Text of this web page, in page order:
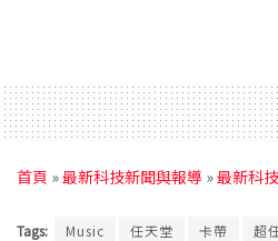
首頁 »最新科技新聞與報導 »最新科
Tags: Music 任天堂 卡帶 超